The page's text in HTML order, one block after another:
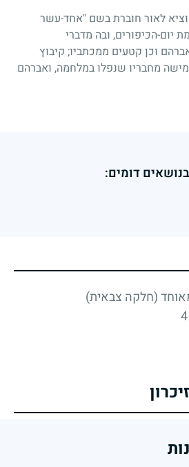
לאור חוברת בשם "אחד-עשר
יום-הכיפורים, ובה מדברי
וכן קטעים ממכתביו; קיבוץ
מחבריו שנפלו במלחמה, ואברהם
דומים:
(חלקה צבאית)